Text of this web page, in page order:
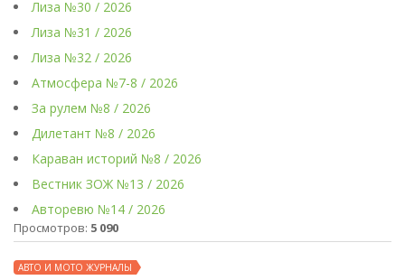
Лиза №30 / 2026
Лиза №31 / 2026
Лиза №32 / 2026
Атмосфера №7-8 / 2026
За рулем №8 / 2026
Дилетант №8 / 2026
Караван историй №8 / 2026
Вестник ЗОЖ №13 / 2026
Авторевю №14 / 2026
Просмотров: 5 090
АВТО И МОТО ЖУРНАЛЫ